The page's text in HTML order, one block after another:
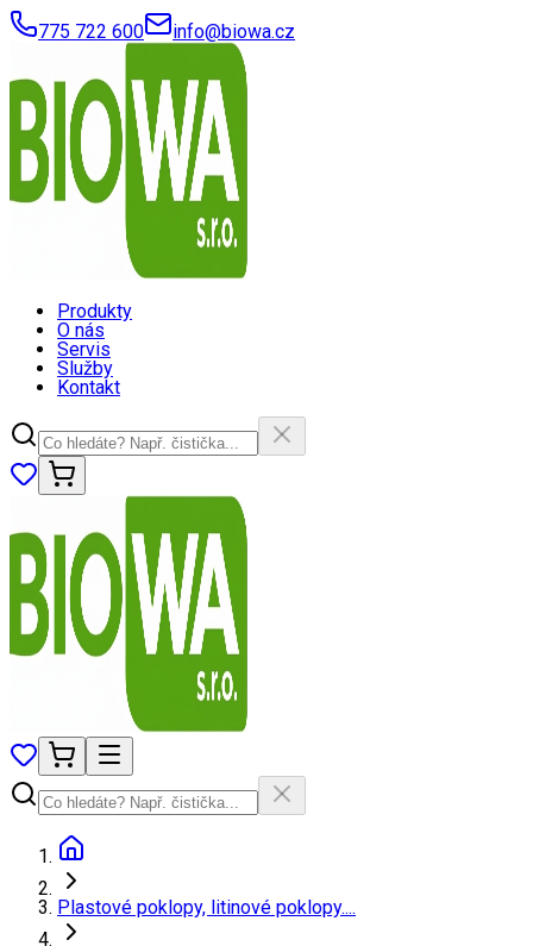
775 722 600 info@biowa.cz
Produkty
O nás
Servis
Služby
Kontakt
Plastové poklopy, litinové poklopy....